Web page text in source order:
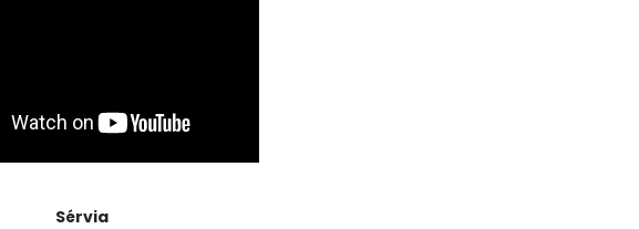
Sérvia